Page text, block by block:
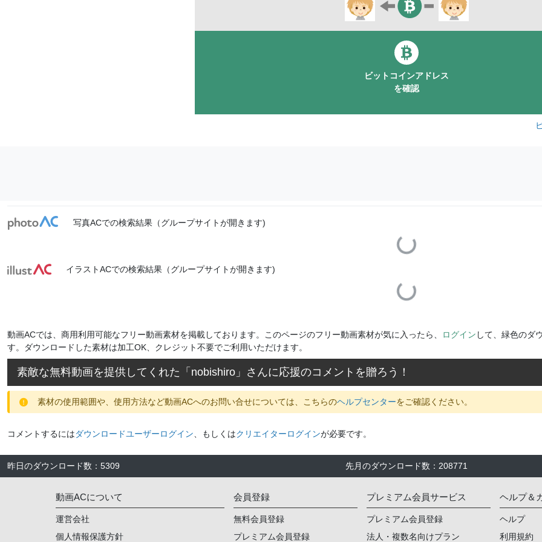
ビットコインアドレス
を確認
写真ACでの検索結果（グループサイトが開きます)
Loading...
イラストACでの検索結果（グループサイトが開きます)
Loading...
動画ACでは、商用利用可能なフリー動画素材を掲載しております。このページのフリー動画素材が気に入ったら、 ログイン して、緑色のダ
す。ダウンロードした素材は加工OK、クレジット不要でご利用いただけます。
素敵な無料動画を提供してくれた「 nobishiro 」さんに応援のコメントを贈ろう！
素材の使用範囲や、使用方法など動画ACへのお問い合せについては、こちらのヘルプセンターをご確認ください。
コメントするにはダウンロードユーザーログイン 、もしくはクリエイターログインが必要です。
昨日のダウンロード数 ： 5309 先月のダウンロード数 ： 208771
動画ACについて
運営会社
個人情報保護方針
会員登録
無料会員登録
プレミアム会員登録
プレミアム会員サービス
プレミアム会員登録
法人・複数名向けプラン
ヘルプ＆
ヘルプ
利用規約